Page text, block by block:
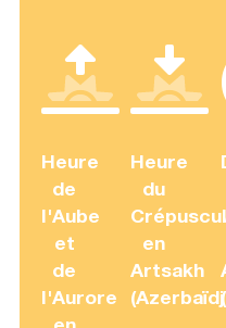
Heure
de
l'Aube
et
de
l'Aurore
Heure
du
en
Artsakh